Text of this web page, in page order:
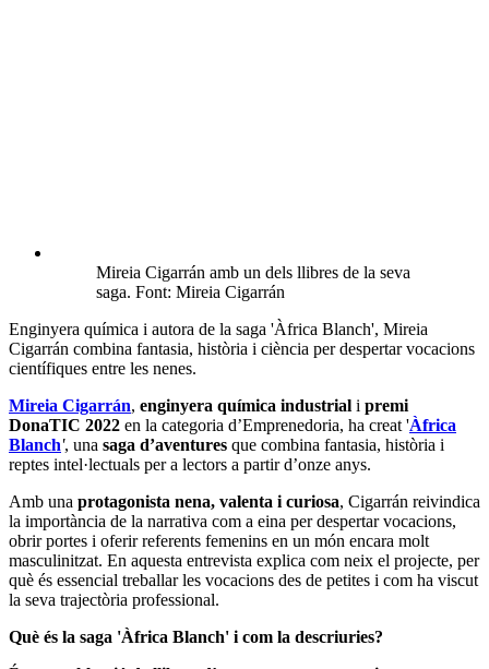
Mireia Cigarrán amb un dels llibres de la seva
saga. Font: Mireia Cigarrán
Enginyera química i autora de la saga 'Àfrica Blanch', Mireia
Cigarrán combina fantasia, història i ciència per despertar vocacions
científiques entre les nenes.
Mireia Cigarrán, enginyera química industrial i premi
DonaTIC 2022 en la categoria d’Emprenedoria, ha creat 'Àfrica
Blanch', una saga d’aventures que combina fantasia, història i
reptes intel·lectuals per a lectors a partir d’onze anys.
Amb una protagonista nena, valenta i curiosa, Cigarrán reivindica
la importància de la narrativa com a eina per despertar vocacions,
obrir portes i oferir referents femenins en un món encara molt
masculinitzat. En aquesta entrevista explica com neix el projecte, per
què és essencial treballar les vocacions des de petites i com ha viscut
la seva trajectòria professional.
Què és la saga 'Àfrica Blanch' i com la descriuries?